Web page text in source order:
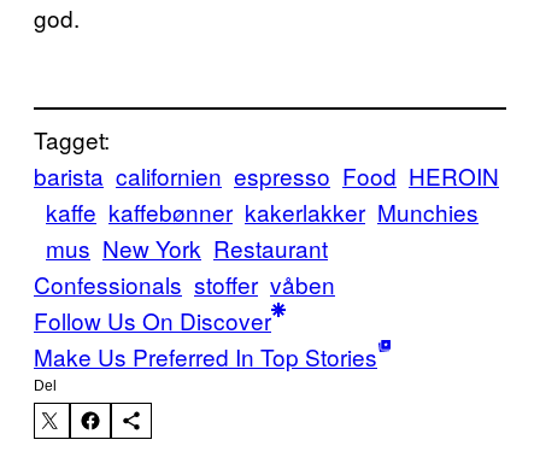
god.
Tagget:
barista californien espresso Food HEROIN
kaffe kaffebønner kakerlakker Munchies
mus New York Restaurant
Confessionals stoffer våben
Follow Us On Discover
Make Us Preferred In Top Stories
Del